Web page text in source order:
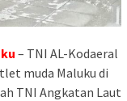
– TNI AL-Kodaeral
muda Maluku di
TNI Angkatan Laut